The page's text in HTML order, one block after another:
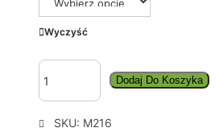
,
0
z
Wyczyść
i
o
ś
Dodaj Do Koszyka
SKU: M216